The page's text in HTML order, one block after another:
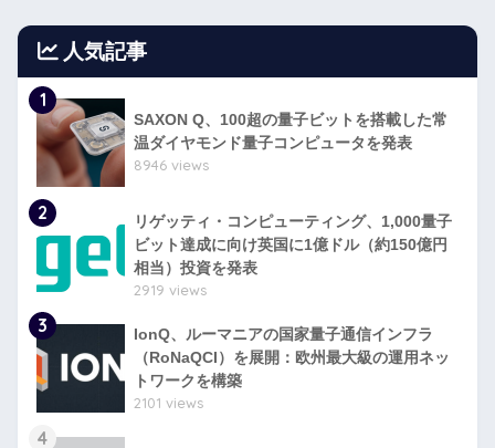
人気記事
1
SAXON Q、100超の量子ビットを搭載した常
温ダイヤモンド量子コンピュータを発表
8946 views
2
リゲッティ・コンピューティング、1,000量子
ビット達成に向け英国に1億ドル（約150億円
相当）投資を発表
2919 views
3
IonQ、ルーマニアの国家量子通信インフラ
（RoNaQCI）を展開：欧州最大級の運用ネッ
トワークを構築
2101 views
4